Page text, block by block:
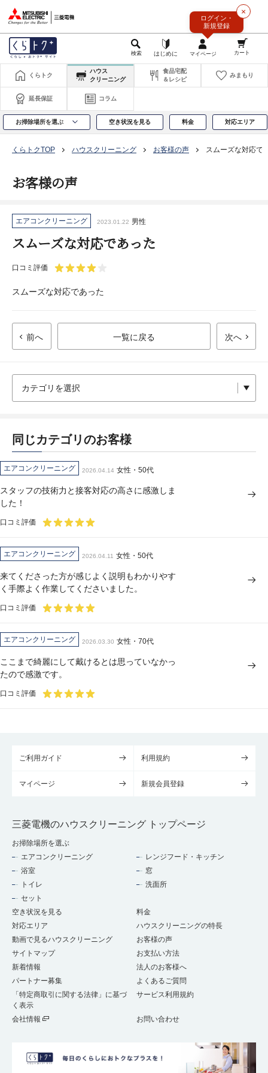
×
ログイン・
新規登録
くらトク
ハウス
クリーニング
食品宅配
＆レシピ
みまもり
延長保証 コラム
お掃除場所を選ぶ 空き状況を見る 料金 対応エリア
くらトクTOP ハウスクリーニング お客様の声 スムーズな対応で
お客様の声
エアコンクリーニング 2023.01.22 男性
スムーズな対応であった
口コミ評価
スムーズな対応であった
前へ 一覧に戻る 次へ
同じカテゴリのお客様
エアコンクリーニング 2026.04.14 女性・50代
スタッフの技術力と接客対応の高さに感激しま
した！
口コミ評価
エアコンクリーニング 2026.04.11 女性・50代
来てくださった方が感じよく説明もわかりやす
く手際よく作業してくださいました。
口コミ評価
エアコンクリーニング 2026.03.30 女性・70代
ここまで綺麗にして戴けるとは思っていなかっ
たので感激です。
口コミ評価
ご利用ガイド 利用規約
マイページ 新規会員登録
三菱電機のハウスクリーニング トップページ
お掃除場所を選ぶ
エアコンクリーニング
レンジフード・キッチン
浴室
窓
トイレ
洗面所
セット
空き状況を見る
料金
対応エリア
ハウスクリーニングの特長
動画で見るハウスクリーニング
お客様の声
サイトマップ
お支払い方法
新着情報
法人のお客様へ
パートナー募集
よくあるご質問
「特定商取引に関する法律」に基づ
く表示
サービス利用規約
会社情報 お問い合わせ